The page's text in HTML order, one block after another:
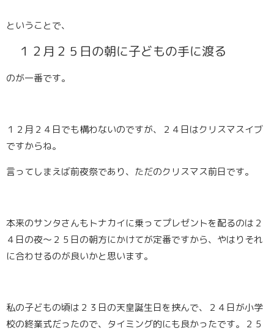
ということで、
１２月２５日の朝に子どもの手に渡る
のが一番です。
１２月２４日でも構わないのですが、２４日はクリスマスイブ
ですからね。
言ってしまえば前夜祭であり、ただのクリスマス前日です。
本来のサンタさんもトナカイに乗ってプレゼントを配るのは２
４日の夜〜２５日の朝方にかけてが定番ですから、やはりそれ
に合わせるのが良いかと思います。
私の子どもの頃は２３日の天皇誕生日を挟んで、２４日が小学
校の終業式だったので、タイミング的にも良かったです。２５